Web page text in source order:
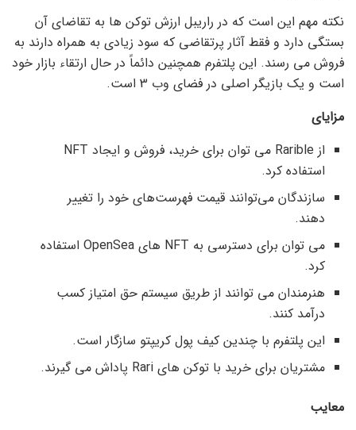
نکته مهم این است که در راریبل ارزش توکن ها به تقاضای آن
بستگی دارد و فقط آثار پرتقاضی که سود زیادی به همراه دارند به
فروش می رسند. این پلتفرم همچنین دائماً در حال ارتقاء بازار خود
است و یک بازیگر اصلی در فضای وب 3 است.
مزایای
از Rarible می توان برای خرید، فروش و ایجاد NFT
استفاده کرد.
سازندگان می‌توانند قیمت فهرست‌های خود را تغییر
دهند.
می توان برای دسترسی به NFT های OpenSea استفاده
کرد.
هنرمندان می توانند از طریق سیستم حق امتیاز کسب
درآمد کنند.
این پلتفرم با چندین کیف پول کریپتو سازگار است.
مشتریان برای خرید با توکن های Rari پاداش می گیرند.
معایب